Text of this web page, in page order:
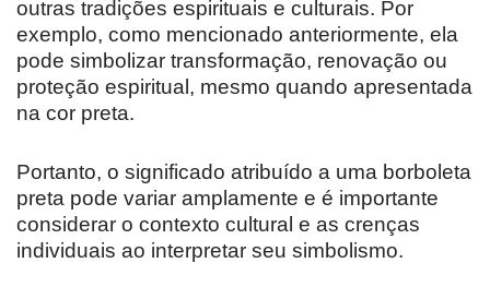
outras tradições espirituais e culturais. Por
exemplo, como mencionado anteriormente, ela
pode simbolizar transformação, renovação ou
proteção espiritual, mesmo quando apresentada
na cor preta.
Portanto, o significado atribuído a uma borboleta
preta pode variar amplamente e é importante
considerar o contexto cultural e as crenças
individuais ao interpretar seu simbolismo.